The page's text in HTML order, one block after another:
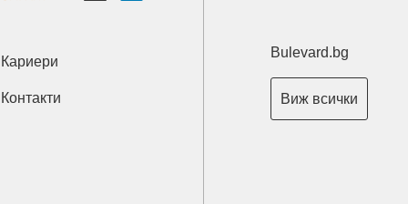
Кариери
Контакти
Bulevard.bg
Виж всички